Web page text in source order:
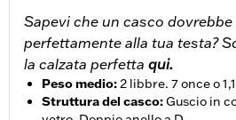
Sapevi che un casco
perfettamente alla tua testa?
la calzata perfetta qui.
Peso medio:2 libbre. 7 once o
Struttura del casco:Guscio in